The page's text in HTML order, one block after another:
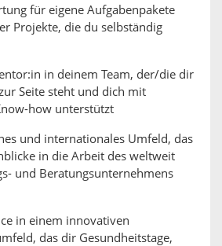
für eigene Aufgabenpakete
Projekte, die du selbständig
in deinem Team, der/die dir
Seite steht und dich mit
how unterstützt
und internationales Umfeld, das
in die Arbeit des weltweit
und Beratungsunternehmens
in einem innovativen
das dir Gesundheitstage,